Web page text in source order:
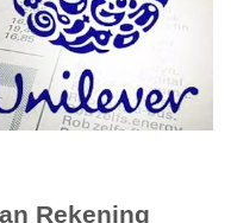
Rekening